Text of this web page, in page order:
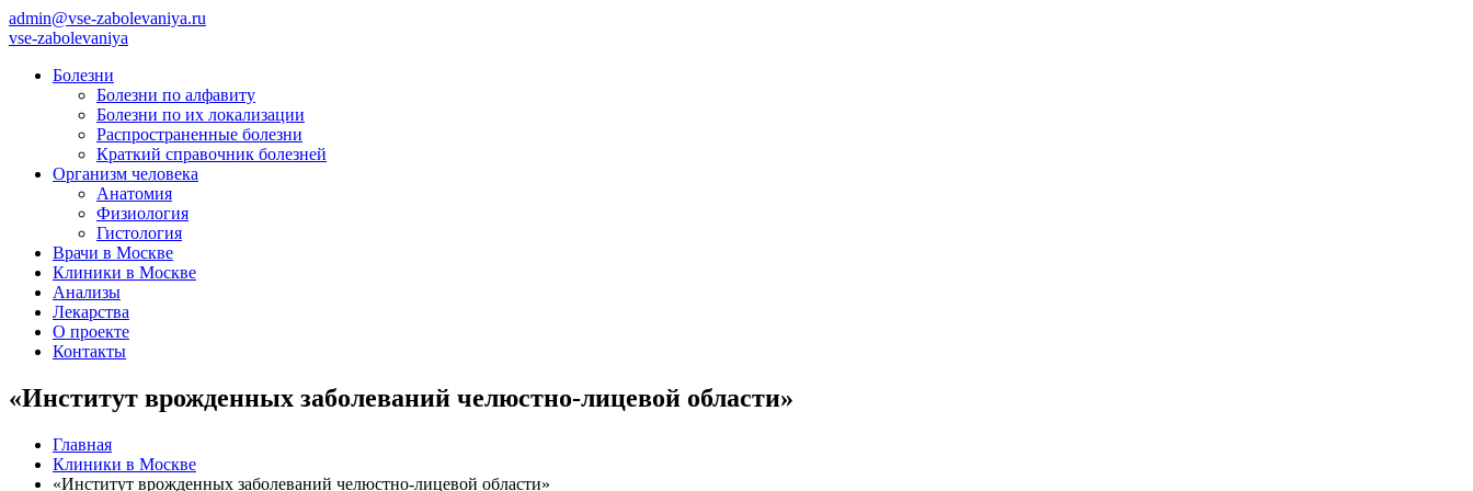
admin@vse-zabolevaniya.ru
vse-zabolevaniya
Болезни
Болезни по алфавиту
Болезни по их локализации
Распространенные болезни
Краткий справочник болезней
Организм человека
Анатомия
Физиология
Гистология
Врачи в Москве
Клиники в Москве
Анализы
Лекарства
О проекте
Контакты
«Институт врожденных заболеваний челюстно-лицевой области»
Главная
Клиники в Москве
«Институт врожденных заболеваний челюстно-лицевой области»